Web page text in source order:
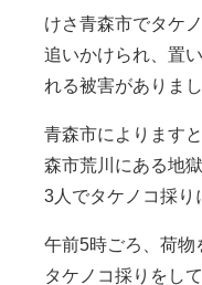
けさ青森市でタケ
追いかけられ、置
れる被害がありまし
青森市によります
森市荒川にある地
3人でタケノコ採り
午前5時ごろ、荷物
タケノコ採りをし